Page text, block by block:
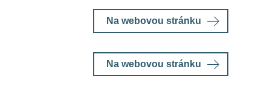
Na webovou stránku
Na webovou stránku